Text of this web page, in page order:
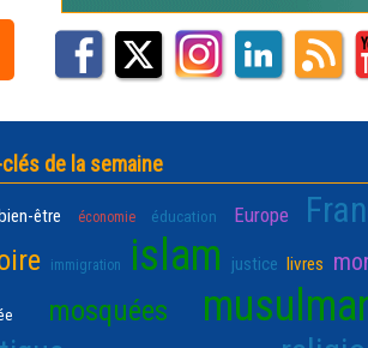
de la semaine
être économie éducation Europe
immigration islam justice livres
mosquées